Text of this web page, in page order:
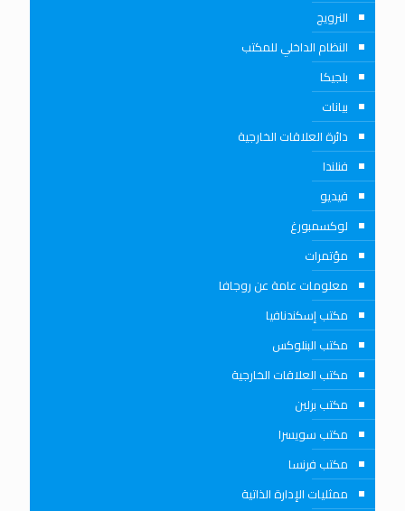
النرويج
النظام الداخلي للمكتب
بلجيكا
بيانات
دائرة العلاقات الخارجية
فنلندا
فيديو
لوكسمبورغ
مؤتمرات
معلومات عامة عن روجافا
مكتب إسكندنافيا
مكتب البنلوكس
مكتب العلاقات الخارجية
مكتب برلين
مكتب سويسرا
مكتب فرنسا
ممثليات الإدارة الذاتية